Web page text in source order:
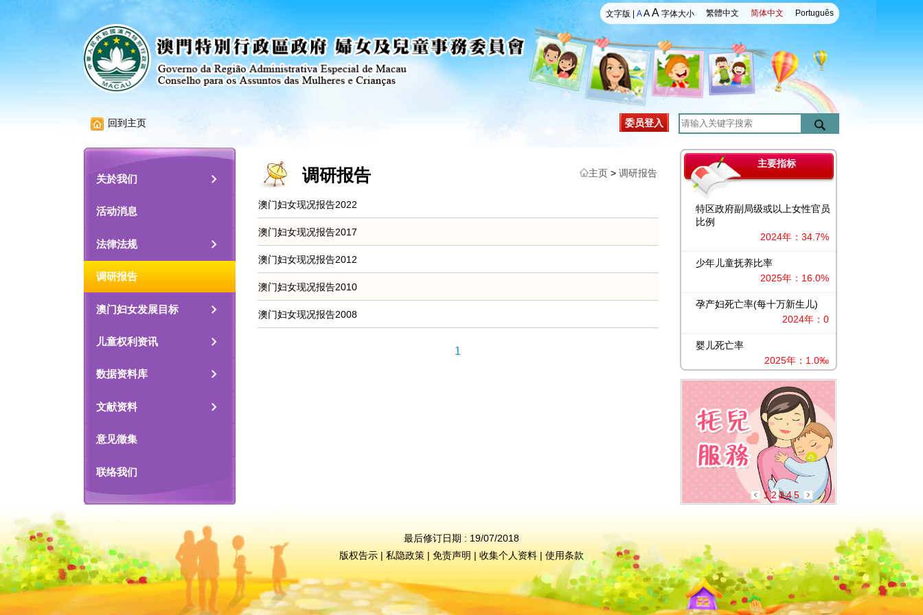
Português
简体中文
繁體中文
文字版 |A A A 字体大小
回到主页 委员登入
关於我们
活动消息
法律法规
调研报告
澳门妇女发展目标
儿童权利资讯
数据资料库
文献资料
意见徵集
联络我们
调研报告 主页> 调研报告
澳门妇女现况报告2022
澳门妇女现况报告2017
澳门妇女现况报告2012
澳门妇女现况报告2010
澳门妇女现况报告2008
1
主要指标
特区政府副局级或以上女性官员
比例
2024年：34.7%
少年儿童抚养比率
2025年：16.0%
孕产妇死亡率(每十万新生儿)
2024年：0
婴儿死亡率
2025年：1.0‰
1 2 345
最后修订日期 : 19/07/2018
版权告示 | 私隐政策 | 免责声明 | 收集个人资料 | 使用条款